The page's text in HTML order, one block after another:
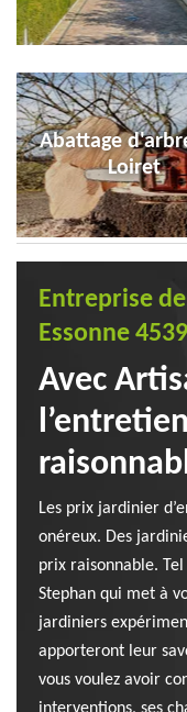
Abattage
Loiret
Entreprise
Essonne
Avec
Les prix jardinier
onéreux. Des
prix raisonnable.
Stephan qui met à
jardiniers
apporteront leur
vous voulez avoir